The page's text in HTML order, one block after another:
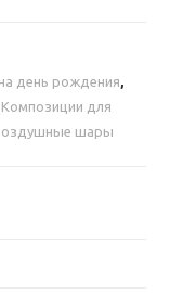
день рождения,
Композиции для
шары